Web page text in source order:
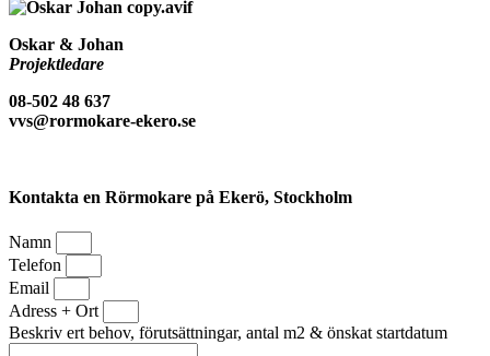
Oskar & Johan
Projektledare
08-502 48 637
vvs@rormokare-ekero.se
Kontakta en Rörmokare på Ekerö, Stockholm
Namn
Telefon
Email
Adress + Ort
Beskriv ert behov, förutsättningar, antal m2 & önskat startdatum